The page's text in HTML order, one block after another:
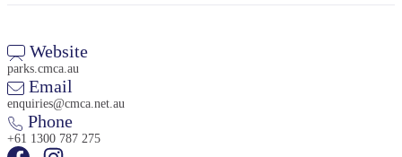
索:
Website
parks.cmca.au
Email
enquiries@cmca.net.au
Phone
+61 1300 787 275